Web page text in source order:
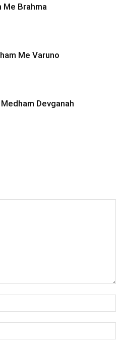
Me Brahma
Me Varuno
Devganah